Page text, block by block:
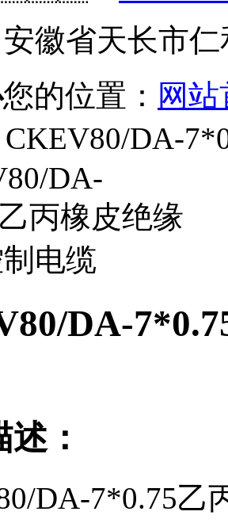
：安徽省天长市
您的位置： 网
DA-
DA-
：
DA-7*0.75乙